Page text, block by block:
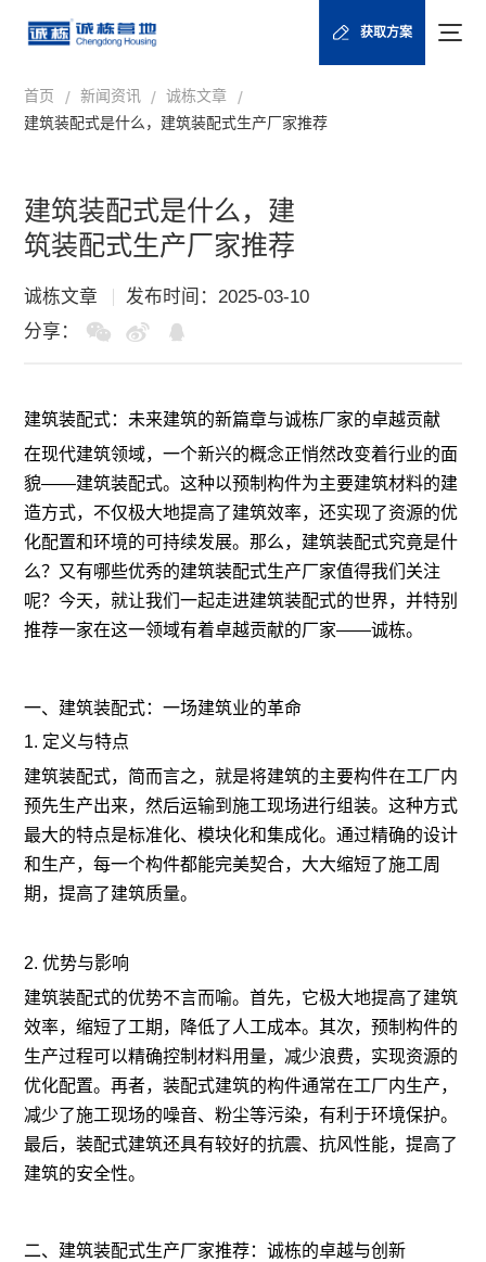
获取方案
首页 / 新闻资讯 / 诚栋文章 /
建筑装配式是什么，建筑装配式生产厂家推荐
建筑装配式是什么，建
筑装配式生产厂家推荐
诚栋文章
发布时间：2025-03-10
分享：
建筑装配式：未来建筑的新篇章与诚栋厂家的卓越贡献
在现代建筑领域，一个新兴的概念正悄然改变着行业的面
貌——建筑装配式。这种以预制构件为主要建筑材料的建
造方式，不仅极大地提高了建筑效率，还实现了资源的优
化配置和环境的可持续发展。那么，建筑装配式究竟是什
么？又有哪些优秀的建筑装配式生产厂家值得我们关注
呢？今天，就让我们一起走进建筑装配式的世界，并特别
推荐一家在这一领域有着卓越贡献的厂家——诚栋。
一、建筑装配式：一场建筑业的革命
1. 定义与特点
建筑装配式，简而言之，就是将建筑的主要构件在工厂内
预先生产出来，然后运输到施工现场进行组装。这种方式
最大的特点是标准化、模块化和集成化。通过精确的设计
和生产，每一个构件都能完美契合，大大缩短了施工周
期，提高了建筑质量。
2. 优势与影响
建筑装配式的优势不言而喻。首先，它极大地提高了建筑
效率，缩短了工期，降低了人工成本。其次，预制构件的
生产过程可以精确控制材料用量，减少浪费，实现资源的
优化配置。再者，装配式建筑的构件通常在工厂内生产，
减少了施工现场的噪音、粉尘等污染，有利于环境保护。
最后，装配式建筑还具有较好的抗震、抗风性能，提高了
建筑的安全性。
二、建筑装配式生产厂家推荐：诚栋的卓越与创新